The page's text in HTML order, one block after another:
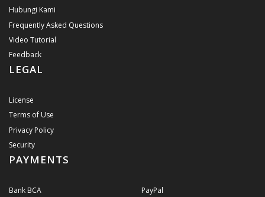
Hubungi Kami
Frequently Asked Questions
Video Tutorial
Feedback
LEGAL
License
Terms of Use
Privacy Policy
Security
PAYMENTS
Bank BCA
PayPal